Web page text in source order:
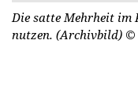
Die satte Mehrheit
nutzen. (Archivbild) ©